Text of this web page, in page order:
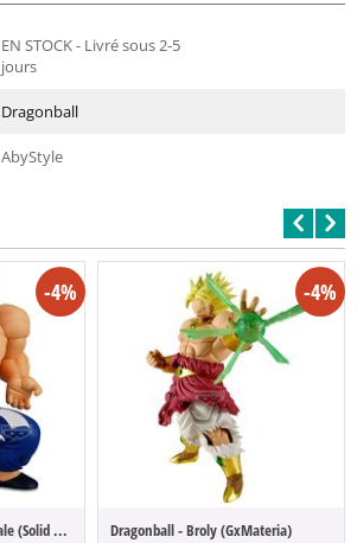
EN STOCK - Livré sous 2-5
jours
Dragonball
AbyStyle
-4%
Dragonball - Tortue Géniale (Solid Edge W...
-4%
Dragonball - Broly (GxMateria)